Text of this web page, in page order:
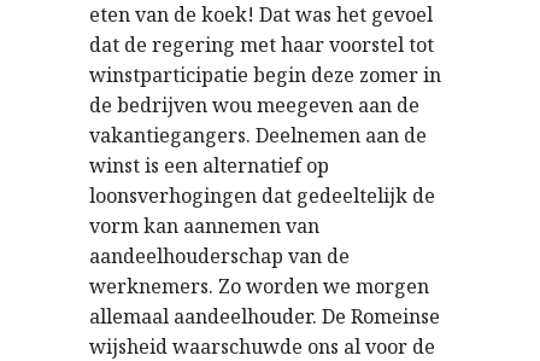
eten van de koek! Dat was het gevoel
dat de regering met haar voorstel tot
winstparticipatie begin deze zomer in
de bedrijven wou meegeven aan de
vakantiegangers. Deelnemen aan de
winst is een alternatief op
loonsverhogingen dat gedeeltelijk de
vorm kan aannemen van
aandeelhouderschap van de
werknemers. Zo worden we morgen
allemaal aandeelhouder. De Romeinse
wijsheid waarschuwde ons al voor de